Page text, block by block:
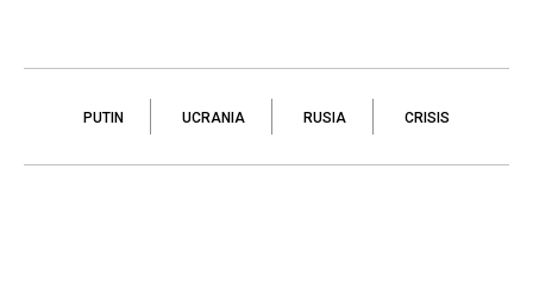
PUTIN UCRANIA RUSIA CRISIS